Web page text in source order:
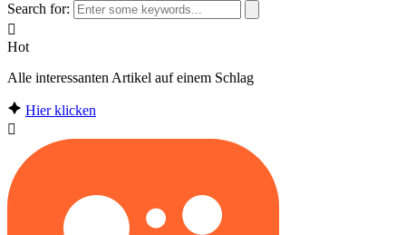
Search for:
Hot
Alle interessanten Artikel auf einem Schlag
Hier klicken